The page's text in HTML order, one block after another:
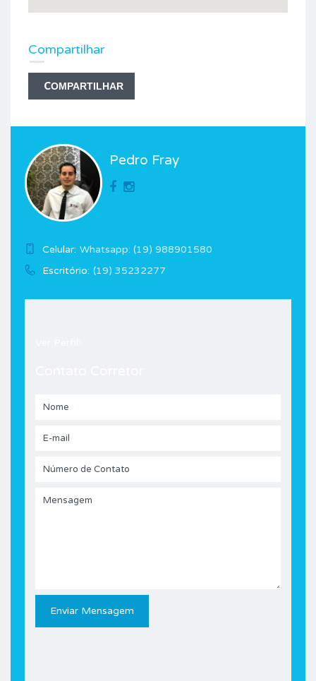
Compartilhar
COMPARTILHAR
Pedro Fray
Celular: Whatsapp: (19) 988901580
Escritório: (19) 35232277